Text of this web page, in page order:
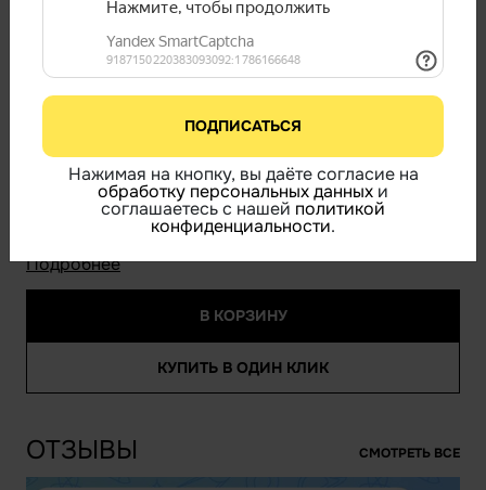
ДЛИНА ИЗДЕЛИЯ:50 см.
КАМНИ:
Опал, Танзанит
ЦВЕТ:Желтый, Синий
104 700
В НАЛИЧИИ
Бесплатная доставка по России
Подробнее
В КОРЗИНУ
КУПИТЬ В ОДИН КЛИК
ОТЗЫВЫ СМОТРЕТЬ ВСЕ
ПОДПИСАТЬСЯ
Нажимая на кнопку, вы даёте согласие на
обработку персональных данных и
соглашаетесь с нашей политикой
конфиденциальности.